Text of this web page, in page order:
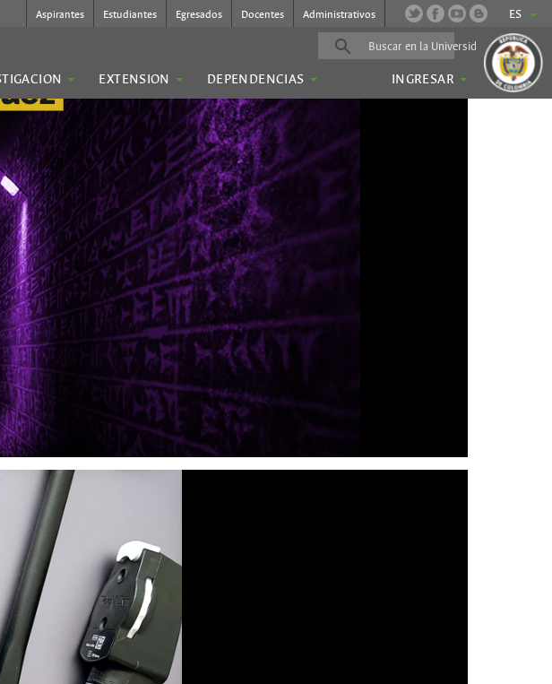
ES
Aspirantes Estudiantes Egresados Docentes Administrativos
EXTENSION DEPENDENCIAS
INGRESAR